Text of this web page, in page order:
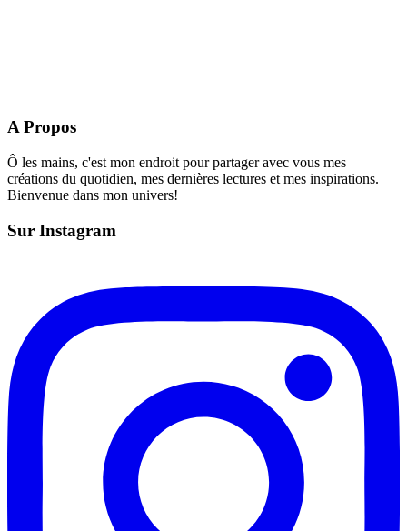
A Propos
Ô les mains, c'est mon endroit pour partager avec vous mes
créations du quotidien, mes dernières lectures et mes inspirations.
Bienvenue dans mon univers!
Sur Instagram